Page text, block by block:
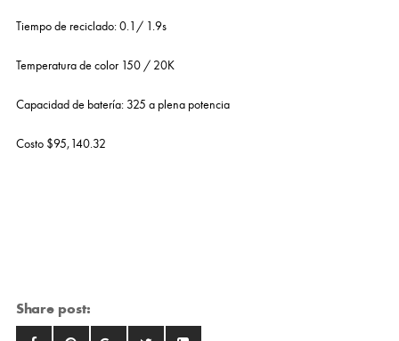
Tiempo de reciclado: 0.1/ 1.9s
Temperatura de color 150 / 20K
Capacidad de batería: 325 a plena potencia
Costo $95,140.32
Share post: